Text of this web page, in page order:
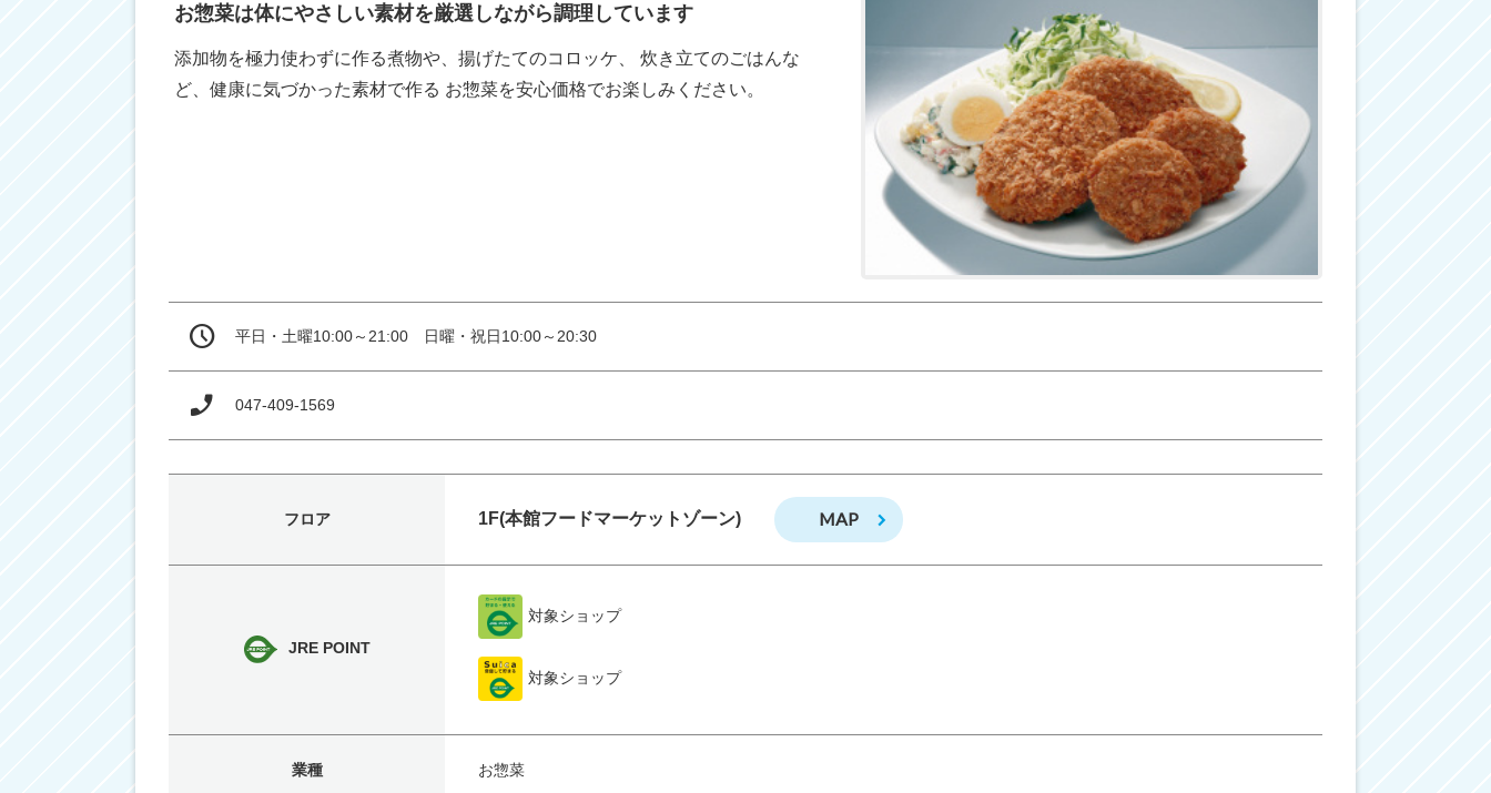
お惣菜は体にやさしい素材を厳選しながら調理しています
添加物を極力使わずに作る煮物や、揚げたてのコロッケ、 炊き立てのごはんな
ど、健康に気づかった素材で作る お惣菜を安心価格でお楽しみください。
平日・土曜10:00～21:00　日曜・祝日10:00～20:30
047-409-1569
フロア 1F(本館フードマーケットゾーン) MAP
JRE POINT
対象ショップ
対象ショップ
業種 お惣菜